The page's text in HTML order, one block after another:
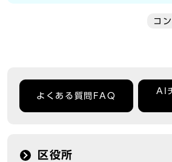
コ
よくある質問FAQ
AI
区役所